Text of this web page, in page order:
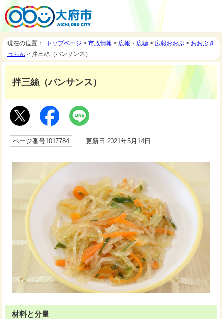
現在の位置： トップページ > 市政情報 > 広報・広聴 > 広報おおぶ > おおぶき
っちん > 拌三絲（バンサンス）
拌三絲（バンサンス）
ページ番号1017784 更新日 2021年5月14日
材料と分量